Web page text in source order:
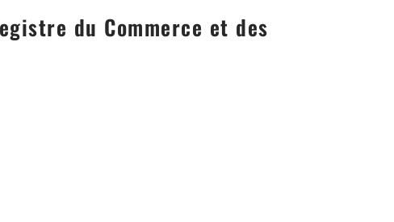
du Commerce et des